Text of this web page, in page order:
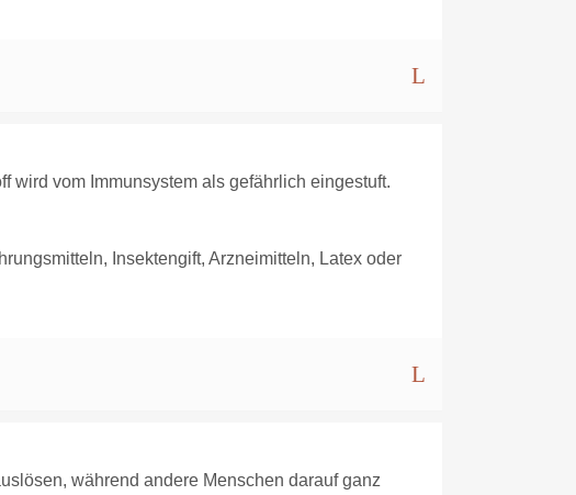
wird vom Immunsystem als gefährlich eingestuft.
Insektengift, Arzneimitteln, Latex oder
während andere Menschen darauf ganz